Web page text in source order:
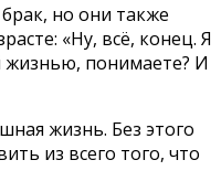
но они также
«Ну, всё, конец. Я
жизнью, понимаете? И
жизнь. Без этого
из всего того, что